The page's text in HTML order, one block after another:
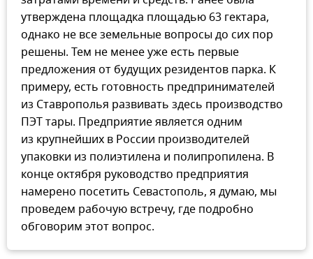
утверждена площадка площадью 63 гектара,
однако не все земельные вопросы до сих пор
решены. Тем не менее уже есть первые
предложения от будущих резидентов парка. К
примеру, есть готовность предпринимателей
из Ставрополья развивать здесь производство
ПЭТ тары. Предприятие является одним
из крупнейших в России производителей
упаковки из полиэтилена и полипропилена. В
конце октября руководство предприятия
намерено посетить Севастополь, я думаю, мы
проведем рабочую встречу, где подробно
обговорим этот вопрос.